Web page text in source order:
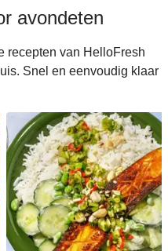
avondeten
recepten van HelloFresh
Snel en eenvoudig klaar